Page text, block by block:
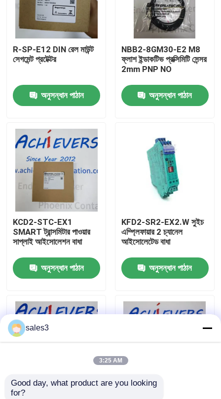
পণ্য
আমাদের সম্বন্ধে
কারখানা পরিদর্শন
আমাদের সাথে যোগাযোগ
একটি উদ্ধৃতি অনুরোধ করুন
News
ALLEN BRADLEY পিএলসি পণ্য
PEPPERL FUCHS বিচ্ছিন্ন বাধা
R-SP-E12 DIN রেল মাউন্ট
সেগমেন্ট প্রটেক্টর
অনুসন্ধান পাঠান
NBB2-8GM30-E2 M8
ফ্লাশ ইন্ডাকটিভ প্রক্সিমিটি সেন্সর
2mm PNP NO
অনুসন্ধান পাঠান
KCD2-STC-EX1
SMART ট্রান্সমিটার পাওয়ার
সাপ্লাই আইসোলেশন বাধা
অনুসন্ধান পাঠান
KFD2-SR2-EX2.W সুইচ
এম্প্লিফায়ার 2 চ্যানেল
আইসোলেটেড বাধা
অনুসন্ধান পাঠান
REF-H85-2 স্কয়ার
sales3
3:25 AM
Good day, what product are you looking
for?